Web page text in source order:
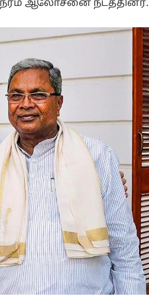
நேரம் ஆலோசனை நடத்தினர்.